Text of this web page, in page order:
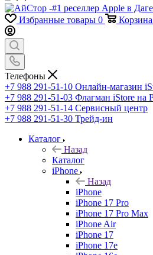
Избранные товары 0 Корзина
Телефоны
+7 988 291-51-10 Онлайн-магазин
+7 988 291-51-03 Флагман iStore на
+7 988 291-51-14 Сервисный центр
+7 988 291-51-30 Трейд-ин
Каталог
Назад
Каталог
iPhone
Назад
iPhone
iPhone 17 Pro
iPhone 17 Pro Max
iPhone Air
iPhone 17
iPhone 17e